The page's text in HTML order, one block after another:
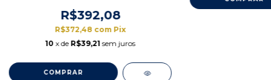
R$392,08
R$372,48 com Pix
10 x de R$39,21 sem juros